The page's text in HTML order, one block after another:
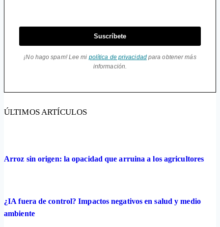
Suscríbete
¡No hago spam! Lee mi política de privacidadpara obtener más
información.
ÚLTIMOS ARTÍCULOS
Arroz sin origen: la opacidad que arruina a los agricultores
¿IA fuera de control? Impactos negativos en salud y medio
ambiente